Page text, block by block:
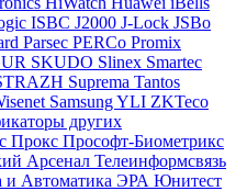
ISBC J2000 J-Lock JSBo
Parsec PERCo Promix
SKUDO Slinex Smartec
Suprema Tantos
SamsungYLI ZKTeco
других
Прокс Прософт-Биометрикс
Арсенал Телеинформсвязь
и Автоматика ЭРА Юнитест